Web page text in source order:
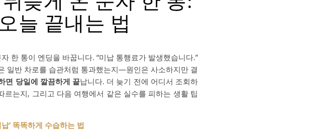
늘 끝내는 법
한 통이 엔딩을 바꿉니다. “미납 통행료가 발생했습니다.”
일반 차로를 습관처럼 통과했는지—원인은 사소하지만 결
면 당일에 깔끔하게 끝납니다. 더 늦기 전에 어디서 조회하
는지, 그리고 다음 여행에서 같은 실수를 피하는 생활 팁
’ 똑똑하게 수습하는 법